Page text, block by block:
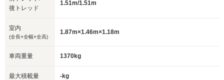
後トレッド
1.51m/1.51m
室内
(全長×全幅×全高)
1.87m×1.46m×1.18m
車両重量 1370kg
最大積載量 -kg